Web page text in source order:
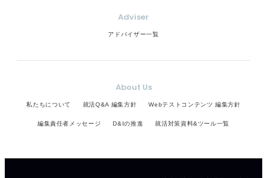
Adviser
アドバイザー一覧
About Us
私たちについて 就活Q&A 編集方針 Webテストコンテンツ 編集方針
編集責任者メッセージ D&Iの推進 就活対策資料&ツール一覧